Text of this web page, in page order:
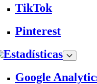
TikTok
Pinterest
Estadísticas
Google